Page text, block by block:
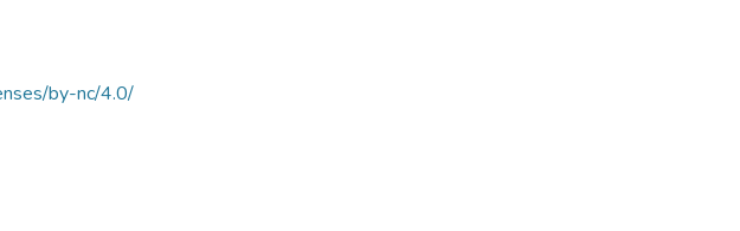
by-nc/4.0/